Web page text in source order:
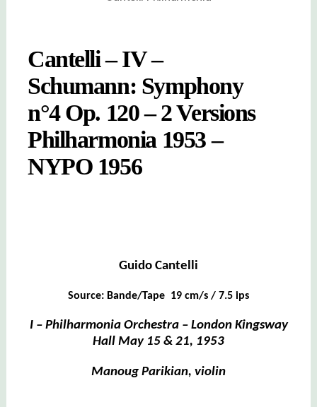
Cantelli – IV –
Schumann: Symphony
n°4 Op. 120 – 2 Versions
Philharmonia 1953 –
NYPO 1956
Guido Cantelli
Source: Bande/Tape 19 cm/s / 7.5 ips
I – Philharmonia Orchestra – London Kingsway
Hall May 15 & 21, 1953
Manoug Parikian, violin